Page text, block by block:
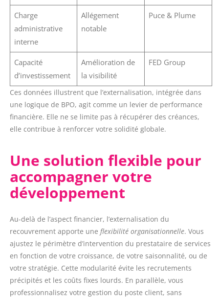
Charge
administrative
interne
Allégement
notable
Puce & Plume
Capacité
d’investissement
Amélioration de
la visibilité
FED Group
Ces données illustrent que l’externalisation, intégrée dans
une logique de BPO, agit comme un levier de performance
financière. Elle ne se limite pas à récupérer des créances,
elle contribue à renforcer votre solidité globale.
Une solution flexible pour
accompagner votre
développement
Au-delà de l’aspect financier, l’externalisation du
recouvrement apporte une flexibilité organisationnelle. Vous
ajustez le périmètre d’intervention du prestataire de services
en fonction de votre croissance, de votre saisonnalité, ou de
votre stratégie. Cette modularité évite les recrutements
précipités et les coûts fixes lourds. En parallèle, vous
professionnalisez votre gestion du poste client, sans